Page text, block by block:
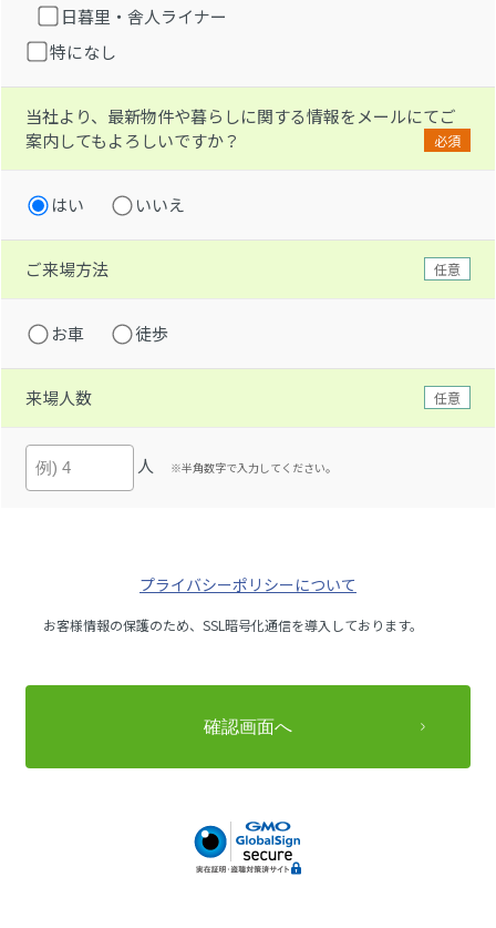
日暮里・舎人ライナー
特になし
当社より、最新物件や暮らしに関する情報をメールにてご
案内してもよろしいですか？
必須
はい いいえ
ご来場方法 任意
お車 徒歩
来場人数 任意
人 ※半角数字で入力してください。
プライバシーポリシーについて
お客様情報の保護のため、SSL暗号化通信を導入しております。